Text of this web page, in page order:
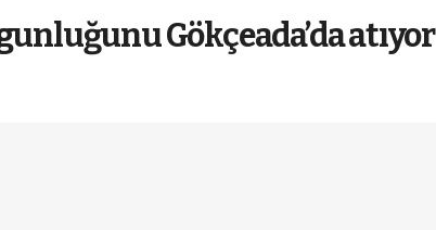
Gökçeada’da atıyor